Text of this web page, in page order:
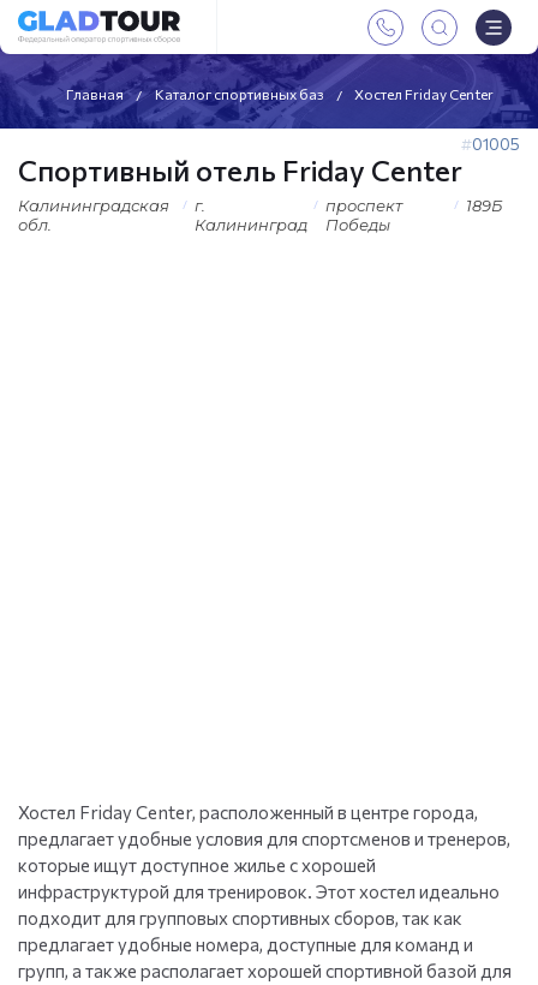
Главная Каталог спортивных баз Хостел Friday Center
01005
Спортивный отель Friday Center
Калининградская
обл.
г.
Калининград
проспект
Победы
189Б
Хостел Friday Center, расположенный в центре города,
предлагает удобные условия для спортсменов и тренеров,
которые ищут доступное жилье с хорошей
инфраструктурой для тренировок. Этот хостел идеально
подходит для групповых спортивных сборов, так как
предлагает удобные номера, доступные для команд и
групп, а также располагает хорошей спортивной базой для